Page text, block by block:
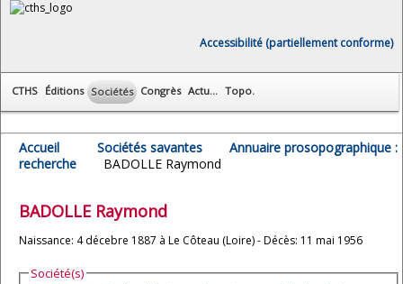
Accessibilité (partiellement conforme)
CTHS Éditions Sociétés Congrès Actu... Topo.
Accueil Sociétés savantes
Annuaire prosopographique :
recherche
BADOLLE Raymond
BADOLLE Raymond
Naissance: 4 décebre 1887 à Le Côteau (Loire) - Décès: 11 mai 1956
Société(s)